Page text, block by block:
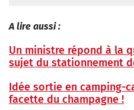
A lire aussi :
Un ministre répond à la
sujet du stationnement
Idée sortie en camping-
facette du champagne !